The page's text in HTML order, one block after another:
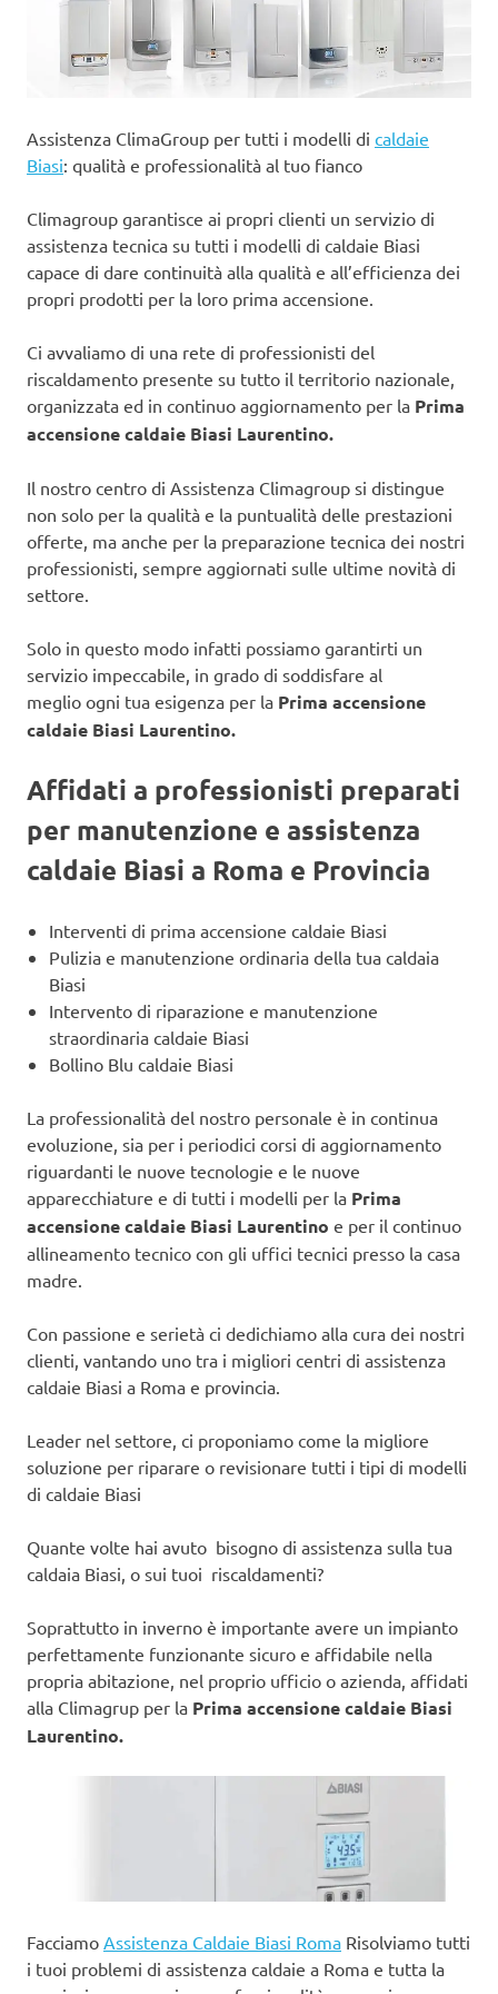
Assistenza ClimaGroup per tutti i modelli di caldaie
Biasi: qualità e professionalità al tuo fianco
Climagroup garantisce ai propri clienti un servizio di
assistenza tecnica su tutti i modelli di caldaie Biasi
capace di dare continuità alla qualità e all’efficienza dei
propri prodotti per la loro prima accensione.
Ci avvaliamo di una rete di professionisti del
riscaldamento presente su tutto il territorio nazionale,
organizzata ed in continuo aggiornamento per la Prima
accensione caldaie Biasi Laurentino.
Il nostro centro di Assistenza Climagroup si distingue
non solo per la qualità e la puntualità delle prestazioni
offerte, ma anche per la preparazione tecnica dei nostri
professionisti, sempre aggiornati sulle ultime novità di
settore.
Solo in questo modo infatti possiamo garantirti un
servizio impeccabile, in grado di soddisfare al
meglio ogni tua esigenza per la Prima accensione
caldaie Biasi Laurentino.
Affidati a professionisti preparati
per manutenzione e assistenza
caldaie Biasi a Roma e Provincia
Interventi di prima accensione caldaie Biasi
Pulizia e manutenzione ordinaria della tua caldaia
Biasi
Intervento di riparazione e manutenzione
straordinaria caldaie Biasi
Bollino Blu caldaie Biasi
La professionalità del nostro personale è in continua
evoluzione, sia per i periodici corsi di aggiornamento
riguardanti le nuove tecnologie e le nuove
apparecchiature e di tutti i modelli per la Prima
accensione caldaie Biasi Laurentino e per il continuo
allineamento tecnico con gli uffici tecnici presso la casa
madre.
Con passione e serietà ci dedichiamo alla cura dei nostri
clienti, vantando uno tra i migliori centri di assistenza
caldaie Biasi a Roma e provincia.
Leader nel settore, ci proponiamo come la migliore
soluzione per riparare o revisionare tutti i tipi di modelli
di caldaie Biasi
Quante volte hai avuto bisogno di assistenza sulla tua
caldaia Biasi, o sui tuoi riscaldamenti?
Soprattutto in inverno è importante avere un impianto
perfettamente funzionante sicuro e affidabile nella
propria abitazione, nel proprio ufficio o azienda, affidati
alla Climagrup per la Prima accensione caldaie Biasi
Laurentino.
Facciamo Assistenza Caldaie Biasi Roma Risolviamo tutti
i tuoi problemi di assistenza caldaie a Roma e tutta la